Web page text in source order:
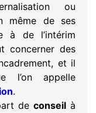
ou
même de ses
à de l’intérim
concerner des
et il
l’on appelle
.
deconseil à